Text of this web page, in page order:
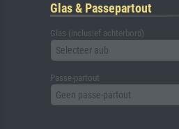
Glas & Passepartout
Glas (inclusief achterbord)
Selecteer aub
Passe-partout
Geen passe-partout